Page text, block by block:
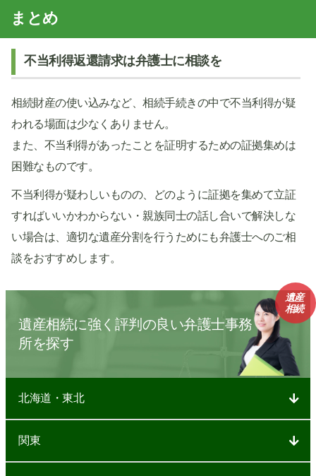
まとめ
不当利得返還請求は弁護士に相談を
相続財産の使い込みなど、相続手続きの中で不当利得が疑
われる場面は少なくありません。
また、不当利得があったことを証明するための証拠集めは
困難なものです。
不当利得が疑わしいものの、どのように証拠を集めて立証
すればいいかわからない・親族同士の話し合いで解決しな
い場合は、適切な遺産分割を行うためにも弁護士へのご相
談をおすすめします。
遺産相続に強く評判の良い弁護士事務
所を探す
遺産
相続
北海道・東北
関東